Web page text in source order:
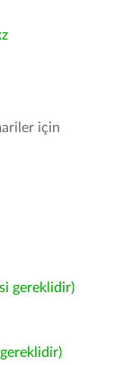
için
gereklidir)